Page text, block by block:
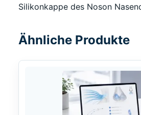
Silikonkappe des Noson
Ähnliche Produkte